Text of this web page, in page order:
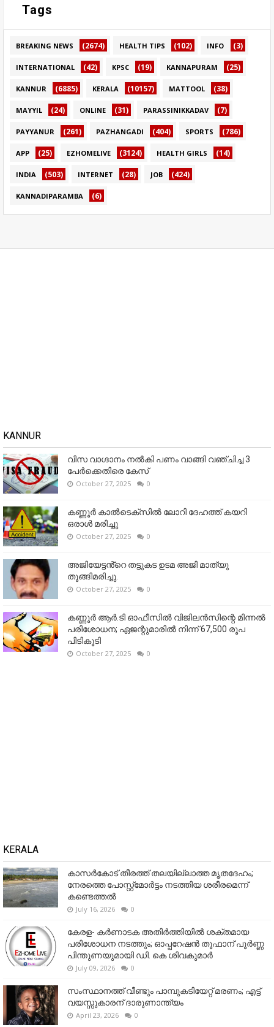
Tags
BREAKING NEWS (2674) HEALTH TIPS (102) INFO (3)
INTERNATIONAL (42) KPSC (19) KANNAPURAM (25)
KANNUR (6885) KERALA (10157) MATTOOL (38)
MAYYIL (24) ONLINE (31) PARASSINIKKADAV (7)
PAYYANUR (261) PAZHANGADI (404) SPORTS (786)
APP (25) EZHOMELIVE (3124) HEALTH GIRLS (14)
INDIA (503) INTERNET (28) JOB (424)
KANNADIPARAMBA (6)
KANNUR
വിസ വാഗ്ദാനം നൽകി പണം വാങ്ങി വഞ്ചിച്ച 3
പേർക്കെതിരെ കേസ്
October 27, 2025 0
കണ്ണൂര്‍ കാല്‍ടെക്‌സില്‍ ലോറി ദേഹത്ത് കയറി
ഒരാള്‍ മരിച്ചു
October 27, 2025 0
അജിയേട്ടൻ്റെ തട്ടുകട ഉടമ അജി മാത്യു
തൂങ്ങിമരിച്ചു.
October 27, 2025 0
കണ്ണൂര്‍ ആര്‍.ടി ഓഫീസില്‍ വിജിലൻസിന്റെ മിന്നല്‍
പരിശോധന; ഏജന്റുമാരില്‍ നിന്ന് 67,500 രൂപ
പിടികൂടി
October 27, 2025 0
KERALA
കാസർകോട് തീരത്ത് തലയില്ലാത്ത മൃതദേഹം;
നേരത്തെ പോസ്റ്റ്‌മോർട്ടം നടത്തിയ ശരീരമെന്ന്
കണ്ടെത്തൽ
July 16, 2026 0
കേരള- കർണാടക അതിർത്തിയിൽ ശക്തമായ
പരിശോധന നടത്തും; ഓപ്പറേഷൻ തൂഫാന് പൂർണ്ണ
പിന്തുണയുമായി ഡി. കെ ശിവകുമാർ
July 09, 2026 0
സംസ്ഥാനത്ത് വീണ്ടും പാമ്പുകടിയേറ്റ് മരണം; എട്ട്
വയസ്സുകാരന് ദാരുണാന്ത്യം
April 23, 2026 0